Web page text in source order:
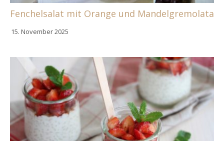
Fenchelsalat mit Orange und Mandelgremolata
15. November 2025